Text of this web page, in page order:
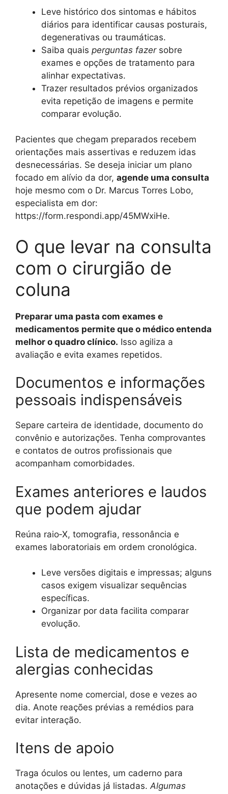
Leve histórico dos sintomas e hábitos
diários para identificar causas posturais,
degenerativas ou traumáticas.
Saiba quais perguntas fazersobre
exames e opções de tratamento para
alinhar expectativas.
Trazer resultados prévios organizados
evita repetição de imagens e permite
comparar evolução.
Pacientes que chegam preparados recebem
orientações mais assertivas e reduzem idas
desnecessárias. Se deseja iniciar um plano
focado em alívio da dor, agende uma consulta
hoje mesmo com o Dr. Marcus Torres Lobo,
especialista em dor:
https://form.respondi.app/45MWxiHe.
O que levar na consulta
com o cirurgião de
coluna
Preparar uma pasta com exames e
medicamentos permite que o médico entenda
melhor o quadro clínico. Isso agiliza a
avaliação e evita exames repetidos.
Documentos e informações
pessoais indispensáveis
Separe carteira de identidade, documento do
convênio e autorizações. Tenha comprovantes
e contatos de outros profissionais que
acompanham comorbidades.
Exames anteriores e laudos
que podem ajudar
Reúna raio‑X, tomografia, ressonância e
exames laboratoriais em ordem cronológica.
Leve versões digitais e impressas; alguns
casos exigem visualizar sequências
específicas.
Organizar por data facilita comparar
evolução.
Lista de medicamentos e
alergias conhecidas
Apresente nome comercial, dose e vezes ao
dia. Anote reações prévias a remédios para
evitar interação.
Itens de apoio
Traga óculos ou lentes, um caderno para
anotações e dúvidas já listadas.Algumas